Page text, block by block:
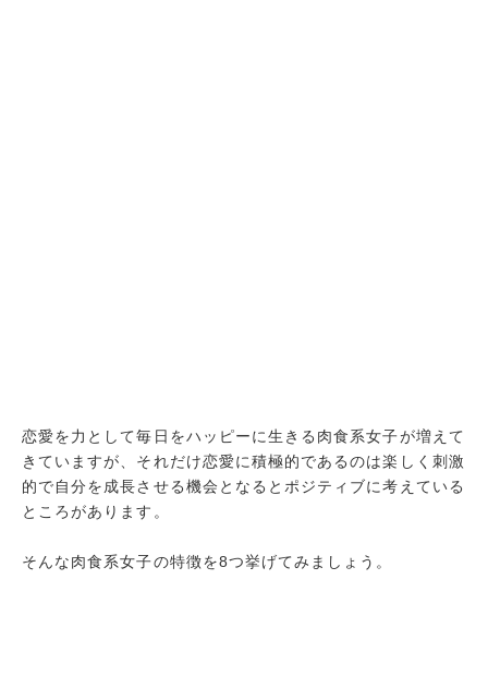
恋愛を力として毎日をハッピーに生きる肉食系女子が増えて
きていますが、それだけ恋愛に積極的であるのは楽しく刺激
的で自分を成長させる機会となるとポジティブに考えている
ところがあります。
そんな肉食系女子の特徴を8つ挙げてみましょう。